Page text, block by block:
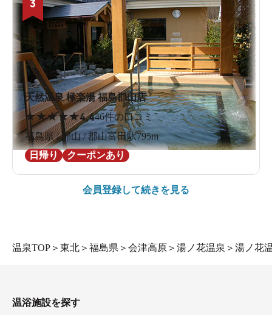
天然温泉 極楽湯 福島郡山店
★★★★★4.446件の口コミ
福島県 / 郡山 / 郡山富田駅795m
日帰り
クーポンあり
会員登録して続きを見る
温泉TOP ＞ 東北 ＞ 福島県 ＞ 会津高原 ＞ 湯ノ花温泉 ＞ 湯ノ花
温浴施設を探す